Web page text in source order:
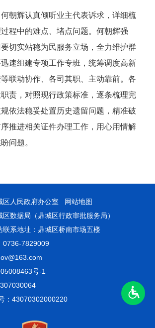
朝辉认真倾听业主代表诉求，详细梳
程中的难点、堵点问题。何朝辉强
切实站稳为民服务立场，全力维护群
速组建专项工作专班，统筹调度高新
联动协作、各司其职、主动靠前。各
责，对照现行政策标准，逐条梳理完
依法稳妥处置历史遗留问题，精准破
推进相关证件办理工作，用心用情解
问题。
区人民政府办公室 网站地图
数据局（鼎城区行政审批服务局）
联系地址：鼎城区桥南市场五楼
0736-7829009
号-1
：43070302000220